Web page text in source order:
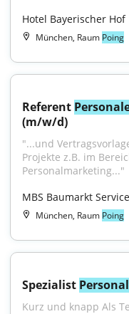
Hotel Bayerischer Hof
München, Raum Poing
Referent
(m/w/d)
"...und
Projekte z.B. im
Personalmarketing..."
MBS Baumarkt
München, Raum Poing
Spezialist
Kurz und knapp Als